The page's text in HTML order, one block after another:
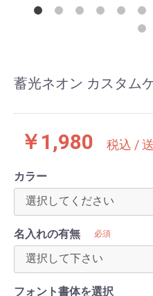
蓄光ネオン カスタム
￥1,980 税込 /
カラー
名入れの有無 必須
フォント書体を選択